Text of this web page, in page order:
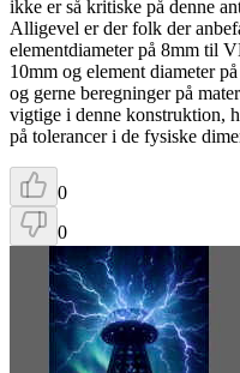
ikke er så kritiske på denne
Alligevel er der folk der
elementdiameter på 8mm til
10mm og element diameter
og gerne beregninger på
vigtige i denne konstruktion,
på tolerancer i de fysiske
0
0